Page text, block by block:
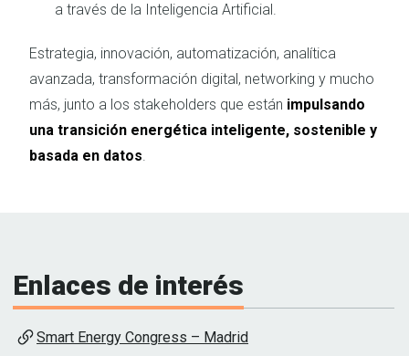
a través de la Inteligencia Artificial.
Estrategia, innovación, automatización, analítica
avanzada, transformación digital, networking y mucho
más, junto a los stakeholders que están impulsando
una transición energética inteligente, sostenible y
basada en datos.
Enlaces de interés
Smart Energy Congress – Madrid